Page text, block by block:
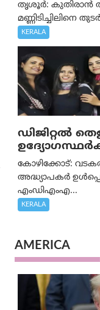
തൃശൂർ: കുതിരാൻ
മണ്ണിടിച്ചിലിനെ
KERALA
ഡിജിറ്റല്‍
കോഴിക്കോട്:
അദ്ധ്യാപകർ
എംഡിഎംഎ...
KERALA
AMERICA